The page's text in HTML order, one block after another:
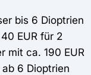
bis 6 Dioptrien
EUR für 2
mit ca. 190 EUR
6 Dioptrien